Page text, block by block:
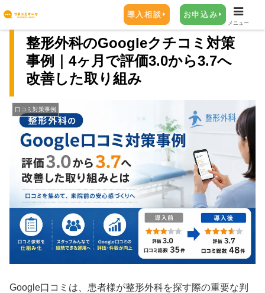
整形外科のGoogleクチコミ対策
事例｜4ヶ月で評価3.0から3.7へ
改善した取り組み
口コミ対策事例
Google口コミは、患者様が整形外科を探す際の重要な判
導入相談 お申込み
メニュー